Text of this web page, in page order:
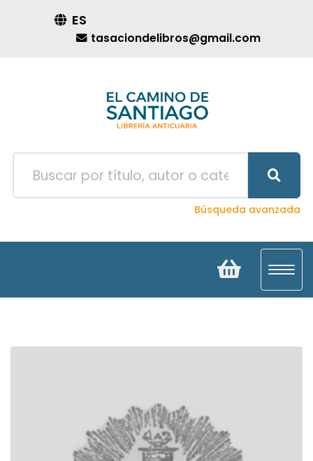
ES
tasaciondelibros@gmail.com
Búsqueda avanzada